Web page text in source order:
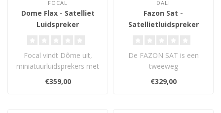
FOCAL
Dome Flax - Satelliet
Luidspreker
Focal vindt Dôme uit,
miniatuurluidsprekers met
uitzonderlijke prestaties,
voor..
€359,00
DALI
Fazon Sat -
Satellietluidspreker
De FAZON SAT is een
tweeweg
satellietluidspreker op
basis van een 11,5
€329,00